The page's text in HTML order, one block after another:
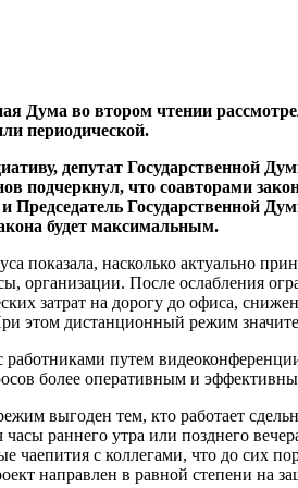
Дума во втором чтении
периодической.
депутат Государственной
подчеркнул, что соавторами
Председатель Государственной
будет максимальным.
показала, насколько актуально
организации. После ослабления
затрат на дорогу до офиса,
этом дистанционный режим
работниками путем
более оперативным и
выгоден тем, кто работает
часы раннего утра или позднего
чаепития с коллегами, что до сих
направлен в равной степени на